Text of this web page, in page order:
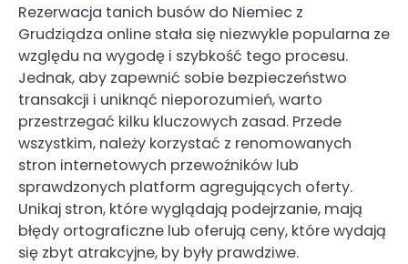
Rezerwacja tanich busów do Niemiec z
Grudziądza online stała się niezwykle popularna ze
względu na wygodę i szybkość tego procesu.
Jednak, aby zapewnić sobie bezpieczeństwo
transakcji i uniknąć nieporozumień, warto
przestrzegać kilku kluczowych zasad. Przede
wszystkim, należy korzystać z renomowanych
stron internetowych przewoźników lub
sprawdzonych platform agregujących oferty.
Unikaj stron, które wyglądają podejrzanie, mają
błędy ortograficzne lub oferują ceny, które wydają
się zbyt atrakcyjne, by były prawdziwe.